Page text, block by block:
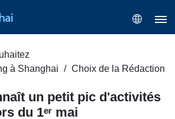
à Shanghai
Choix de la Rédaction
un petit pic d'activités
du 1ᵉʳ mai